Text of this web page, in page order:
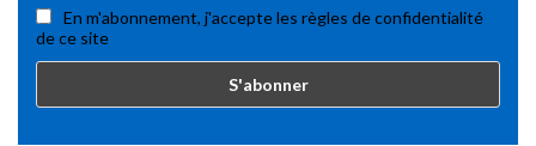
En m'abonnement, j'accepte les règles de confidentialité
de ce site